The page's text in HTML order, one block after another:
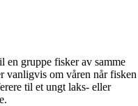
en gruppe fisker av samme
vanligvis om våren når fisken
til et ungt laks- eller